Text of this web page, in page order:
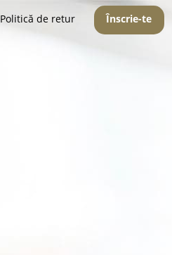
Politică de retur Înscrie-te